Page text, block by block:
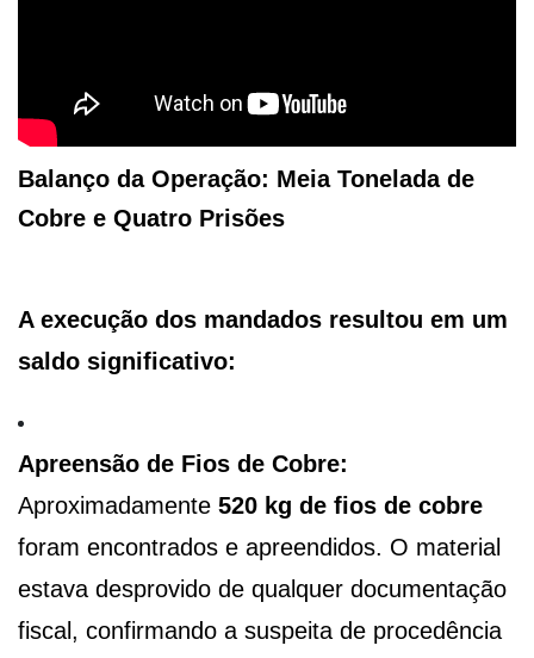
Balanço da Operação: Meia Tonelada de
Cobre e Quatro Prisões
A execução dos mandados resultou em um
saldo significativo:
Apreensão de Fios de Cobre:
Aproximadamente 520 kg de fios de cobre
foram encontrados e apreendidos. O material
estava desprovido de qualquer documentação
fiscal, confirmando a suspeita de procedência